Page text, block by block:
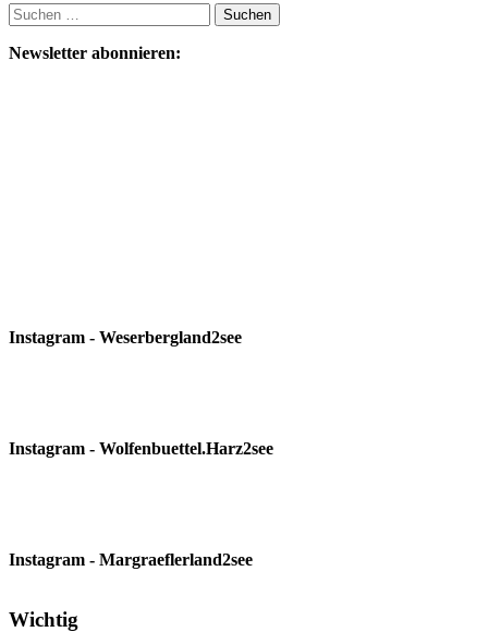
Suchen
nach:
Newsletter abonnieren:
Instagram - Weserbergland2see
Instagram - Wolfenbuettel.Harz2see
Instagram - Margraeflerland2see
Wichtig